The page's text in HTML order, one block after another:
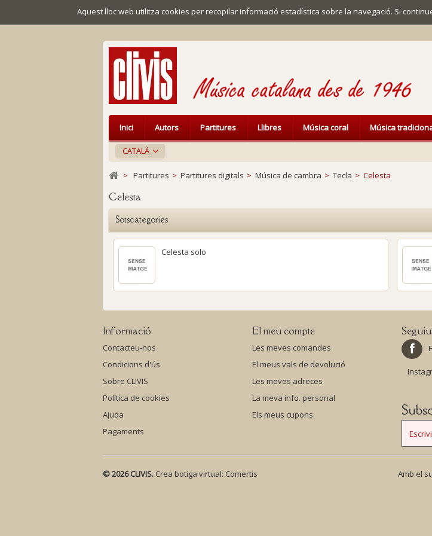
CATALÀ
Inici Autors Partitures Llibres Música coral Música
> Partitures > Partitures digitals > Música de cambra > Tecla > Celesta
Celesta
Sotscategories
Celesta solo
Informació
Contacteu-nos
Condicions d'ús
Sobre CLIVIS
Política de cookies
Ajuda
Pagaments
El meu compte
Les meves comandes
El meus vals de devolució
Les meves adreces
La meva info. personal
Els meus cupons
Aquest lloc web utilitza cookies per recopilar informació estadística sobre la navegació. Si
© 2026 CLIVIS. Crea botiga virtual: Comertis Amb el